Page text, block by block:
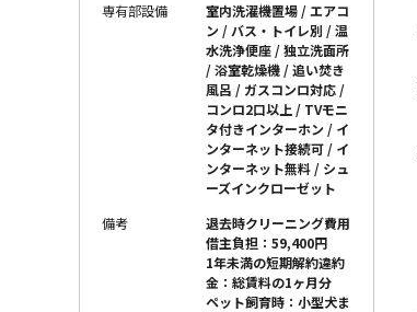
専有部設備
室内洗濯機置場 / エアコ
ン / バス・トイレ別 / 温
水洗浄便座 / 独立洗面所
/ 浴室乾燥機 / 追い焚き
風呂 / ガスコンロ対応 /
コンロ2口以上 / TVモニ
タ付きインターホン / イ
ンターネット接続可 / イ
ンターネット無料 / シュ
ーズインクローゼット
備考
退去時クリーニング費用
借主負担：59,400円
1年未満の短期解約違約
金：総賃料の1ヶ月分
ペット飼育時：小型犬ま